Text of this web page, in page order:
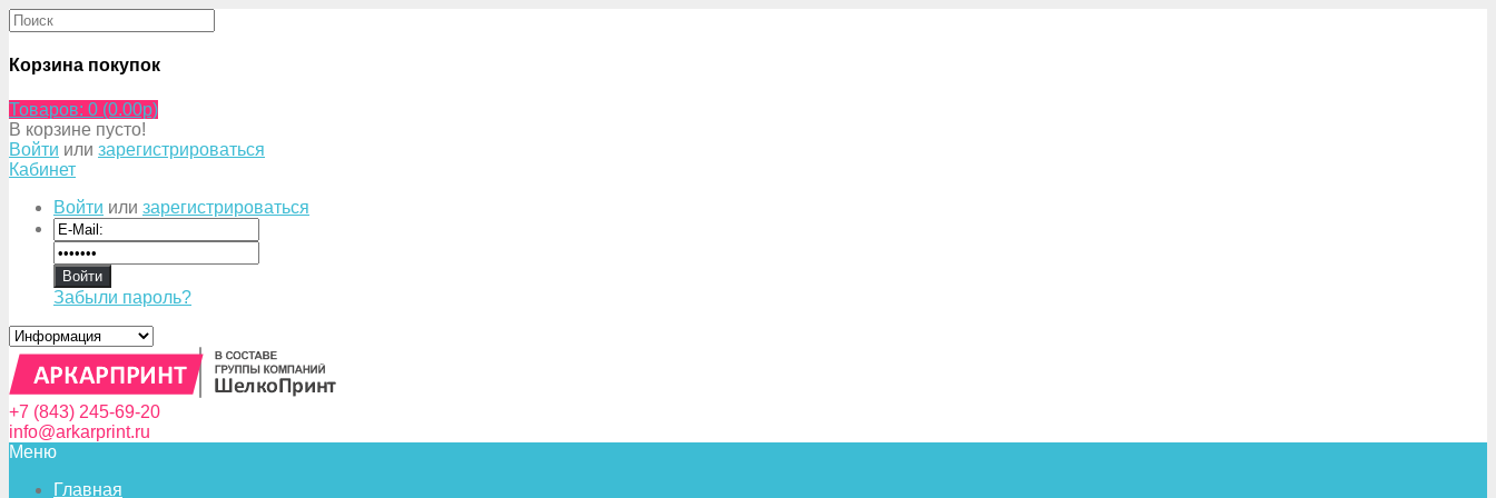
Корзина покупок
Товаров: 0 (0.00p)
В корзине пусто!
Войти или зарегистрироваться
Кабинет
Войти или зарегистрироваться
Забыли пароль?
+7 (843) 245-69-20
info@arkarprint.ru
Меню
Главная